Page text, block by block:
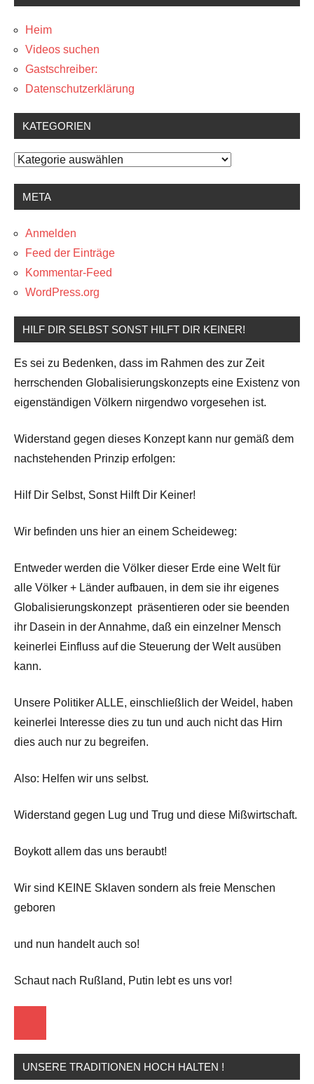
Heim
Videos suchen
Gastschreiber:
Datenschutzerklärung
KATEGORIEN
Kategorien
META
Anmelden
Feed der Einträge
Kommentar-Feed
WordPress.org
HILF DIR SELBST SONST HILFT DIR KEINER!
Es sei zu Bedenken, dass im Rahmen des zur Zeit
herrschenden Globalisierungskonzepts eine Existenz von
eigenständigen Völkern nirgendwo vorgesehen ist.
Widerstand gegen dieses Konzept kann nur gemäß dem
nachstehenden Prinzip erfolgen:
Hilf Dir Selbst, Sonst Hilft Dir Keiner!
Wir befinden uns hier an einem Scheideweg:
Entweder werden die Völker dieser Erde eine Welt für
alle Völker + Länder aufbauen, in dem sie ihr eigenes
Globalisierungskonzept präsentieren oder sie beenden
ihr Dasein in der Annahme, daß ein einzelner Mensch
keinerlei Einfluss auf die Steuerung der Welt ausüben
kann.
Unsere Politiker ALLE, einschließlich der Weidel, haben
keinerlei Interesse dies zu tun und auch nicht das Hirn
dies auch nur zu begreifen.
Also: Helfen wir uns selbst.
Widerstand gegen Lug und Trug und diese Mißwirtschaft.
Boykott allem das uns beraubt!
Wir sind KEINE Sklaven sondern als freie Menschen
geboren
und nun handelt auch so!
Schaut nach Rußland, Putin lebt es uns vor!
UNSERE TRADITIONEN HOCH HALTEN !